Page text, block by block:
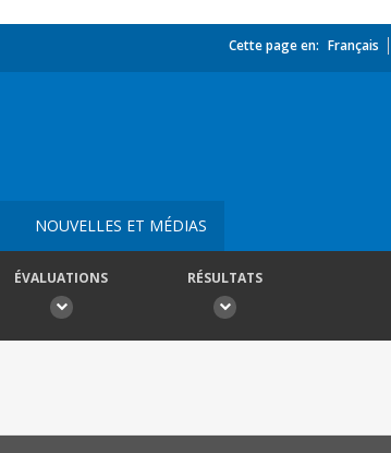
Cette page en: Français
NOUVELLES ET MÉDIAS
ÉVALUATIONS RÉSULTATS